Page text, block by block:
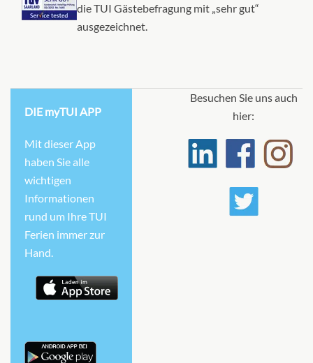
die TUI Gästebefragung mit „sehr gut“
ausgezeichnet.
DIE myTUI APP
Mit dieser App
haben Sie alle
wichtigen
Informationen
rund um Ihre TUI
Ferien immer zur
Hand.
Besuchen Sie uns auch
hier: